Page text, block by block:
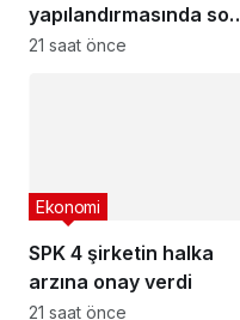
yapılandırmasında son
başvuru tarihi
21 saat önce
SPK 4 şirketin halka
arzına onay verdi
Ekonomi
21 saat önce